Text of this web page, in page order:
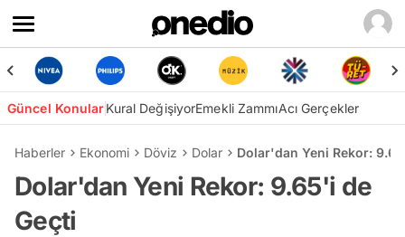
Güncel KonularKural DeğişiyorEmekli ZammıAcı Gerçekler
Haberler Ekonomi Döviz Dolar Dolar'dan Yeni Rekor:
Dolar'dan Yeni Rekor: 9.65'i de
Geçti